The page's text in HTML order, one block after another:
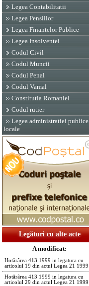
Legea Contabilitatii
Legea Pensiilor
Legea Finantelor Publice
Legea Insolventei
Codul Civil
Codul Muncii
Codul Penal
Codul Vamal
Constitutia Romaniei
Codul rutier
Legea administratiei publice
locale
Legături cu alte acte
A modificat:
Hotărârea 413 1999 in legatura cu
articolul 19 din actul Legea 21 1999
Hotărârea 413 1999 in legatura cu
articolul 29 din actul Legea 21 1999